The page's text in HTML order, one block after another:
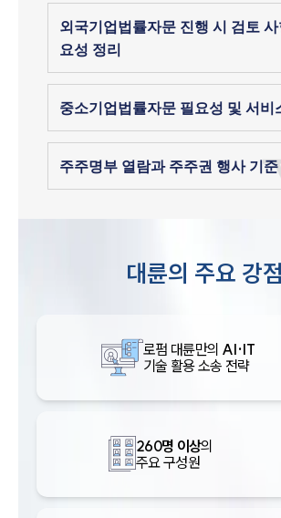
외국기업법률자문 진행 시 검토 사
요성 정리
중소기업법률자문 필요성 및 서비
주주명부 열람과 주주권 행사 기준
대륜의 주요 강점
로펌 대륜만의 AI·IT
기술 활용 소송 전략
260명 이상의
주요 구성원